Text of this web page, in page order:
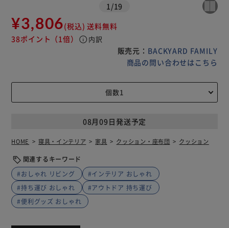
1 /19
¥3,806(税込) 送料無料
38ポイント （1倍） info 内訳
販売元： BACKYARD FAMILY
商品の問い合わせはこちら
08月09日発送予定
HOME 寝具・インテリア 家具 クッション・座布団 クッション
関連するキーワード
#おしゃれ リビング
#インテリア おしゃれ
#持ち運び おしゃれ
#アウトドア 持ち運び
#便利グッズ おしゃれ